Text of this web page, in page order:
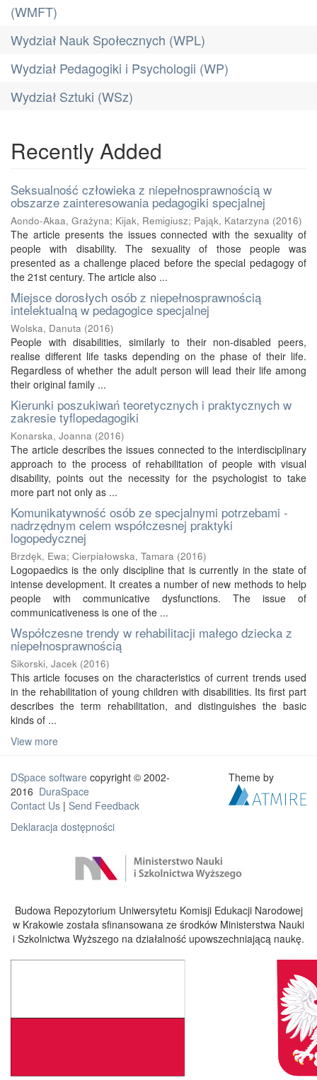
(WMFT)
Wydział Nauk Społecznych (WPL)
Wydział Pedagogiki i Psychologii (WP)
Wydział Sztuki (WSz)
Recently Added
Seksualność człowieka z niepełnosprawnością w
obszarze zainteresowania pedagogiki specjalnej
Aondo-Akaa, Grażyna; Kijak, Remigiusz; Pająk, Katarzyna (2016)
The article presents the issues connected with the sexuality of
people with disability. The sexuality of those people was
presented as a challenge placed before the special pedagogy of
the 21st century. The article also ...
Miejsce dorosłych osób z niepełnosprawnością
intelektualną w pedagogice specjalnej
Wolska, Danuta (2016)
People with disabilities, similarly to their non-disabled peers,
realise different life tasks depending on the phase of their life.
Regardless of whether the adult person will lead their life among
their original family ...
Kierunki poszukiwań teoretycznych i praktycznych w
zakresie tyflopedagogiki
Konarska, Joanna (2016)
The article describes the issues connected to the interdisciplinary
approach to the process of rehabilitation of people with visual
disability, points out the necessity for the psychologist to take
more part not only as ...
Komunikatywność osób ze specjalnymi potrzebami -
nadrzędnym celem współczesnej praktyki
logopedycznej
Brzdęk, Ewa; Cierpiałowska, Tamara (2016)
Logopaedics is the only discipline that is currently in the state of
intense development. It creates a number of new methods to help
people with communicative dysfunctions. The issue of
communicativeness is one of the ...
Współczesne trendy w rehabilitacji małego dziecka z
niepełnosprawnością
Sikorski, Jacek (2016)
This article focuses on the characteristics of current trends used
in the rehabilitation of young children with disabilities. Its first part
describes the term rehabilitation, and distinguishes the basic
kinds of ...
View more
DSpace software copyright © 2002-
2016 DuraSpace
Contact Us | Send Feedback
Deklaracja dostępności
Theme by
Budowa Repozytorium Uniwersytetu Komisji Edukacji Narodowej
w Krakowie została sfinansowana ze środków Ministerstwa Nauki
i Szkolnictwa Wyższego na działalność upowszechniającą naukę.